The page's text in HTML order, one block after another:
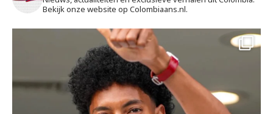
Bekijk onze website op Colombiaans.nl.